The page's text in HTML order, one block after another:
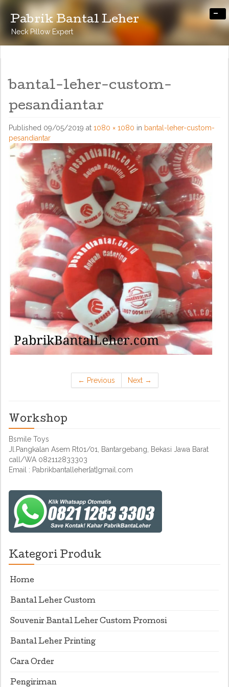
Pabrik Bantal Leher
Neck Pillow Expert
-
bantal-leher-custom-
pesandiantar
Published 09/05/2019 at 1080 × 1080 in bantal-leher-custom-
pesandiantar
← Previous Next →
Workshop
Bsmile Toys
Jl.Pangkalan Asem Rt01/01, Bantargebang, Bekasi Jawa Barat
call/WA 082112833303
Email : Pabrikbantalleher[at]gmail.com
Kategori Produk
Home
Bantal Leher Custom
Souvenir Bantal Leher Custom Promosi
Bantal Leher Printing
Cara Order
Pengiriman